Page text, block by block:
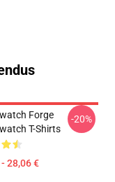
Forge
T-Shirts
28,06 €
-20%